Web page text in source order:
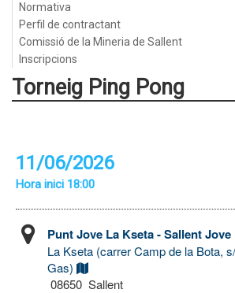
Normativa
Perfil de contractant
Comissió de la Mineria de Sallent
Inscripcions
Torneig Ping Pong
11/06/2026
Hora inici 18:00
Punt Jove La Kseta - Sallent Jove
La Kseta (carrer Camp de la Bota,
Gas)
08650 Sallent